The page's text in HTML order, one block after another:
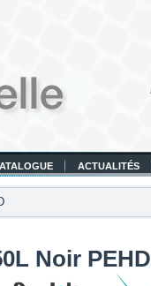
ACTUALITÉS
Noir PEHD